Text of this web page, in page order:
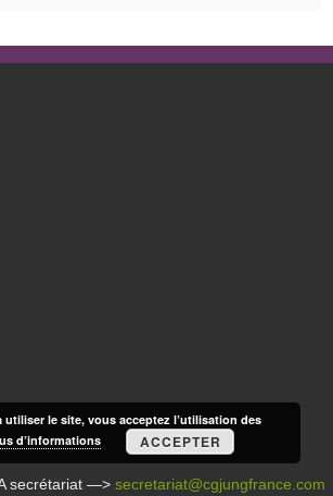
secrétariat —>secretariat@cgjungfrance.com
utiliser le site, vous acceptez l’utilisation des
d’informations ACCEPTER